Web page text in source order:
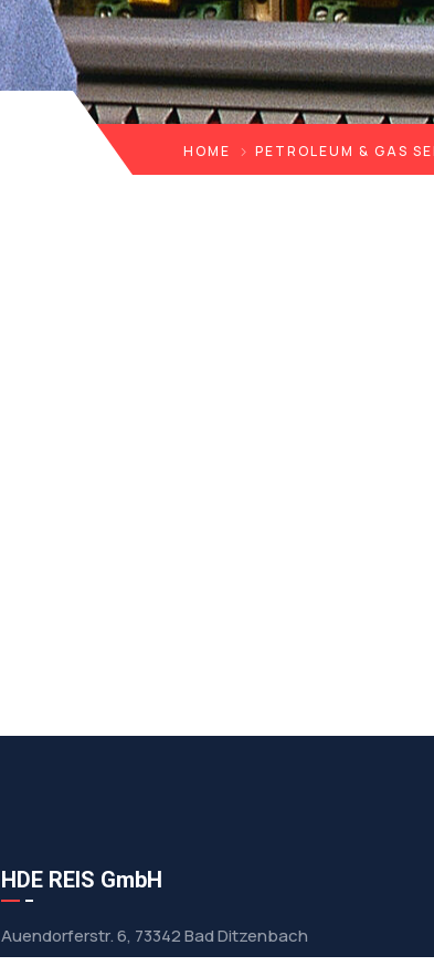
HOME PETROLEUM & GAS
HDE REIS GmbH
Auendorferstr. 6, 73342 Bad Ditzenbach